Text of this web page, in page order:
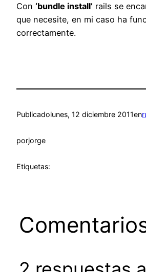
Con ‘bundle install’ rails se
que necesite, en mi caso ha
correctamente.
Publicadolunes, 12 diciembre 2011en
porjorge
Etiquetas: